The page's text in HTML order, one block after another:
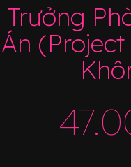
Trưởng
Án